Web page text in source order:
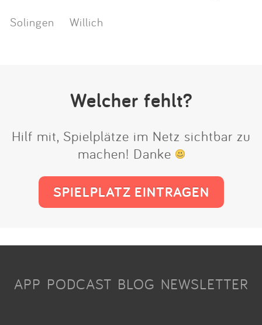
Solingen
Willich
Welcher fehlt?
Hilf mit, Spielplätze im Netz sichtbar zu
machen! Danke
SPIELPLATZ EINTRAGEN
APP PODCAST BLOG NEWSLETTER